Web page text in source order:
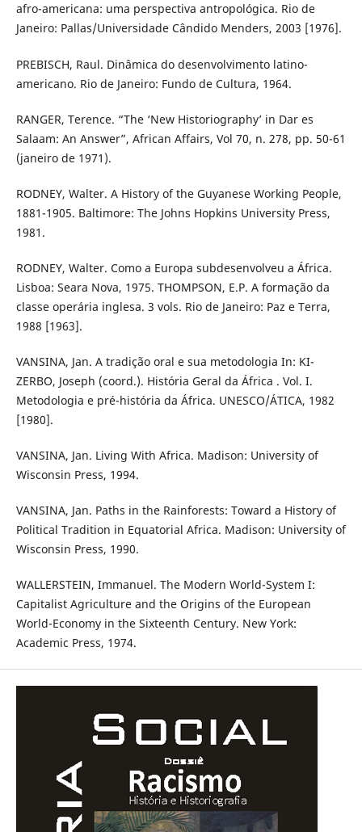
afro-americana: uma perspectiva antropológica. Rio de
Janeiro: Pallas/Universidade Cândido Menders, 2003 [1976].
PREBISCH, Raul. Dinâmica do desenvolvimento latino-
americano. Rio de Janeiro: Fundo de Cultura, 1964.
RANGER, Terence. “The ‘New Historiography’ in Dar es
Salaam: An Answer”, African Affairs, Vol 70, n. 278, pp. 50-61
(janeiro de 1971).
RODNEY, Walter. A History of the Guyanese Working People,
1881-1905. Baltimore: The Johns Hopkins University Press,
1981.
RODNEY, Walter. Como a Europa subdesenvolveu a África.
Lisboa: Seara Nova, 1975. THOMPSON, E.P. A formação da
classe operária inglesa. 3 vols. Rio de Janeiro: Paz e Terra,
1988 [1963].
VANSINA, Jan. A tradição oral e sua metodologia In: KI-
ZERBO, Joseph (coord.). História Geral da África . Vol. I.
Metodologia e pré-história da África. UNESCO/ÁTICA, 1982
[1980].
VANSINA, Jan. Living With Africa. Madison: University of
Wisconsin Press, 1994.
VANSINA, Jan. Paths in the Rainforests: Toward a History of
Political Tradition in Equatorial Africa. Madison: University of
Wisconsin Press, 1990.
WALLERSTEIN, Immanuel. The Modern World-System I:
Capitalist Agriculture and the Origins of the European
World-Economy in the Sixteenth Century. New York:
Academic Press, 1974.